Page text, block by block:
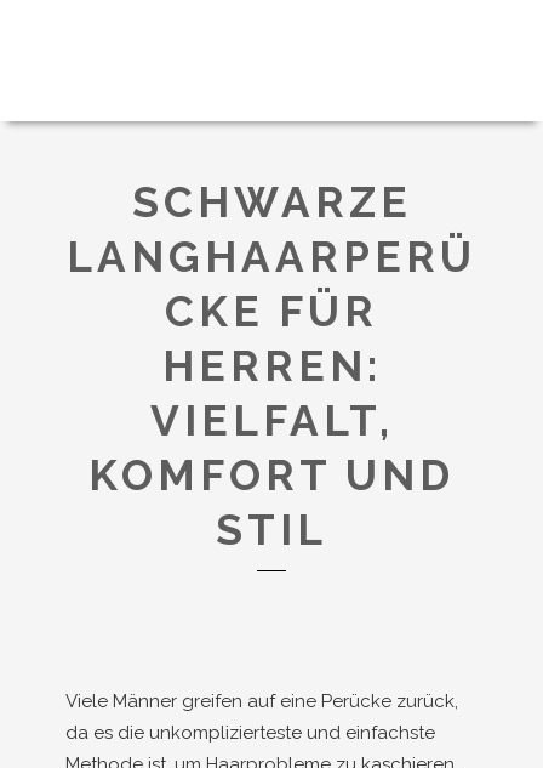
SCHWARZE
LANGHAARPERÜ
CKE FÜR
HERREN:
VIELFALT,
KOMFORT UND
STIL
Viele Männer greifen auf eine Perücke zurück,
da es die unkomplizierteste und einfachste